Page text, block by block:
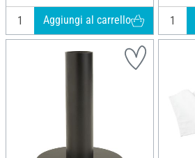
Aggiungi al carrello